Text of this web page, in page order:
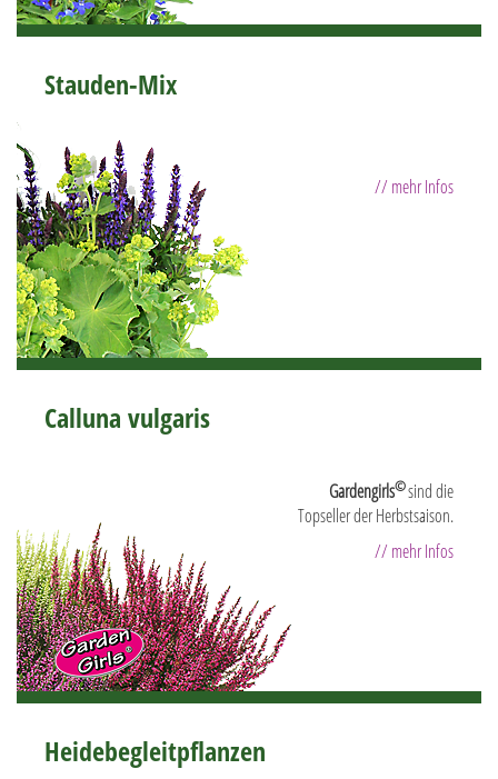
Stauden-Mix
// mehr Infos
Calluna vulgaris
Gardengirls©sind die
Topseller der Herbstsaison.
// mehr Infos
Heidebegleitpflanzen